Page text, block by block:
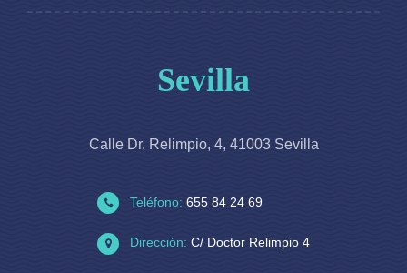
Sevilla
Calle Dr. Relimpio, 4, 41003 Sevilla
Teléfono: 655 84 24 69
Dirección: C/ Doctor Relimpio 4